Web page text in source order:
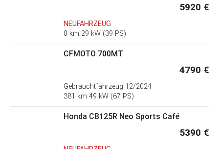
5920 €
NEUFAHRZEUG
0 km 29 kW (39 PS)
CFMOTO 700MT
4790 €
Gebrauchtfahrzeug 12/2024
381 km 49 kW (67 PS)
Honda CB125R Neo Sports Café
5390 €